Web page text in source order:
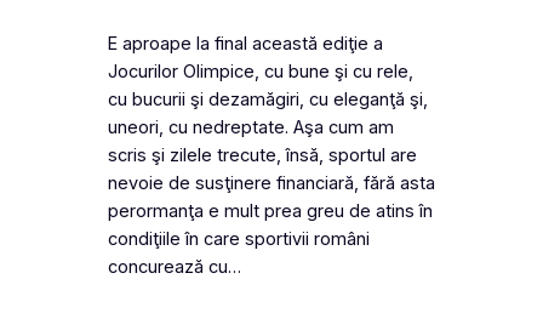
E aproape la final această ediţie a
Jocurilor Olimpice, cu bune şi cu rele,
cu bucurii şi dezamăgiri, cu eleganţă şi,
uneori, cu nedreptate. Aşa cum am
scris şi zilele trecute, însă, sportul are
nevoie de susţinere financiară, fără asta
perormanţa e mult prea greu de atins în
condiţiile în care sportivii români
concurează cu…